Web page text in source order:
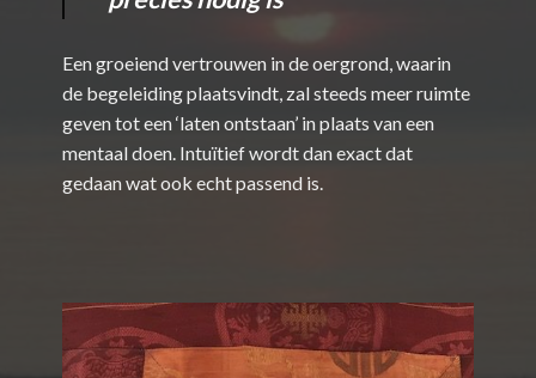
Een groeiend vertrouwen in de oergrond, waarin
de begeleiding plaatsvindt, zal steeds meer ruimte
geven tot een ‘laten ontstaan’ in plaats van een
mentaal doen. Intuïtief wordt dan exact dat
gedaan wat ook echt passend is.